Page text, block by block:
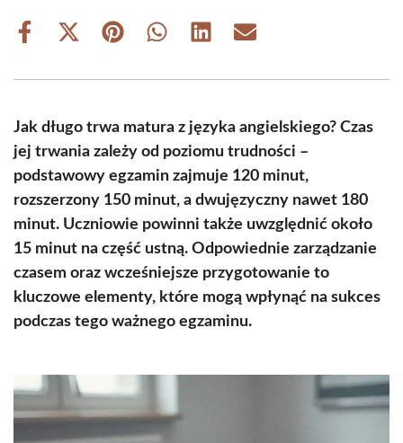
Share
Share
(Twitter)
Share Share Share Share
Jak długo trwa matura z języka angielskiego? Czas
jej trwania zależy od poziomu trudności –
podstawowy egzamin zajmuje 120 minut,
rozszerzony 150 minut, a dwujęzyczny nawet 180
minut. Uczniowie powinni także uwzględnić około
15 minut na część ustną. Odpowiednie zarządzanie
czasem oraz wcześniejsze przygotowanie to
kluczowe elementy, które mogą wpłynąć na sukces
podczas tego ważnego egzaminu.